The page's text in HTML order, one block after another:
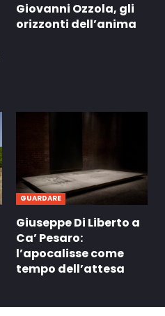
Giovanni Ozzola, gli
orizzonti dell’anima
GUARDARE
Giuseppe Di Liberto a
Ca’ Pesaro:
l’apocalisse come
tempo dell’attesa